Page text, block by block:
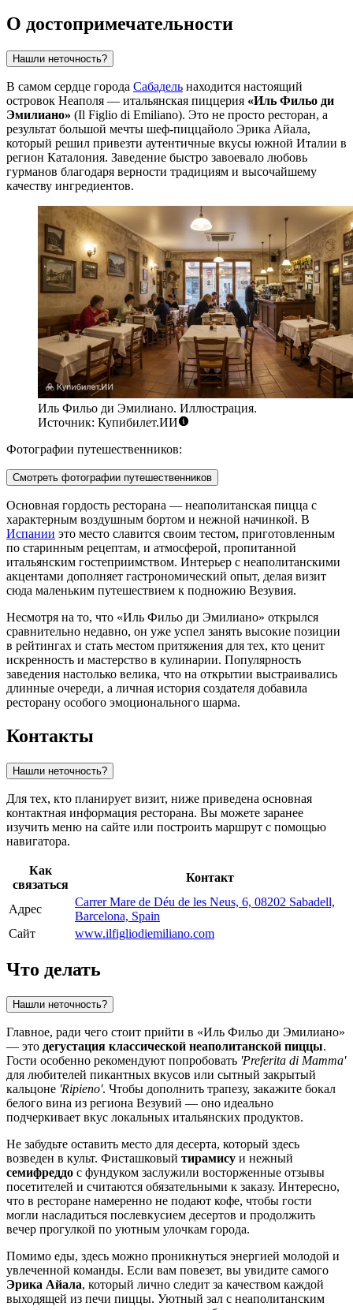
О достопримечательности
Нашли неточность?
В самом сердце города Сабадель находится настоящий
островок Неаполя — итальянская пиццерия «Иль Фильо ди
Эмилиано» (Il Figlio di Emiliano). Это не просто ресторан, а
результат большой мечты шеф-пиццайоло Эрика Айала,
который решил привезти аутентичные вкусы южной Италии в
регион Каталония. Заведение быстро завоевало любовь
гурманов благодаря верности традициям и высочайшему
качеству ингредиентов.
Иль Фильо ди Эмилиано. Иллюстрация.
Источник: Купибилет.ИИ
Фотографии путешественников:
Смотреть фотографии путешественников
Основная гордость ресторана — неаполитанская пицца с
характерным воздушным бортом и нежной начинкой. В
Испании это место славится своим тестом, приготовленным
по старинным рецептам, и атмосферой, пропитанной
итальянским гостеприимством. Интерьер с неаполитанскими
акцентами дополняет гастрономический опыт, делая визит
сюда маленьким путешествием к подножию Везувия.
Несмотря на то, что «Иль Фильо ди Эмилиано» открылся
сравнительно недавно, он уже успел занять высокие позиции
в рейтингах и стать местом притяжения для тех, кто ценит
искренность и мастерство в кулинарии. Популярность
заведения настолько велика, что на открытии выстраивались
длинные очереди, а личная история создателя добавила
ресторану особого эмоционального шарма.
Контакты
Нашли неточность?
Для тех, кто планирует визит, ниже приведена основная
контактная информация ресторана. Вы можете заранее
изучить меню на сайте или построить маршрут с помощью
навигатора.
Как
связаться
Контакт
Адрес
Carrer Mare de Déu de les Neus, 6, 08202 Sabadell,
Barcelona, Spain
Сайт
www.ilfigliodiemiliano.com
Что делать
Нашли неточность?
Главное, ради чего стоит прийти в «Иль Фильо ди Эмилиано»
— это дегустация классической неаполитанской пиццы.
Гости особенно рекомендуют попробовать 'Preferita di Mamma'
для любителей пикантных вкусов или сытный закрытый
кальцоне 'Ripieno'. Чтобы дополнить трапезу, закажите бокал
белого вина из региона Везувий — оно идеально
подчеркивает вкус локальных итальянских продуктов.
Не забудьте оставить место для десерта, который здесь
возведен в культ. Фисташковый тирамису и нежный
семифреддо с фундуком заслужили восторженные отзывы
посетителей и считаются обязательными к заказу. Интересно,
что в ресторане намеренно не подают кофе, чтобы гости
могли насладиться послевкусием десертов и продолжить
вечер прогулкой по уютным улочкам города.
Помимо еды, здесь можно проникнуться энергией молодой и
увлеченной команды. Если вам повезет, вы увидите самого
Эрика Айала, который лично следит за качеством каждой
выходящей из печи пиццы. Уютный зал с неаполитанским